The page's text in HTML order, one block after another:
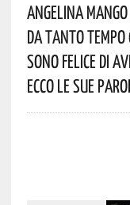
Angelina
Da Tanto
Sono Felice Di
Ecco Le Sue